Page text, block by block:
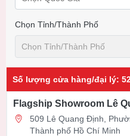
Chọn Tỉnh/thành Phố
Chọn Tỉnh/thành Phố
Số lượng cửa hàng/đại lý:
Flagship Showroom Lê
509 Lê Quang Định,
Thành phố Hồ Chí Minh